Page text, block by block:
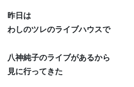
昨日は
わしのツレのライブハウスで
八神純子のライブがあるから
見に行ってきた